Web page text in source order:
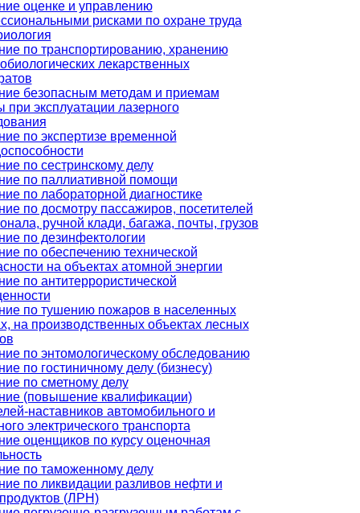
оценке и управлению
рисками по охране труда
по транспортированию, хранению
лекарственных
безопасным методам и приемам
при эксплуатации лазерного
по экспертизе временной
по сестринскому делу
по паллиативной помощи
по лабораторной диагностике
по досмотру пассажиров, посетителей
ручной клади, багажа, почты, грузов
по дезинфектологии
по обеспечению технической
на объектах атомной энергии
по антитеррористической
по тушению пожаров в населенных
на производственных объектах лесных
по энтомологическому обследованию
по гостиничному делу (бизнесу)
по сметному делу
(повышение квалификации)
наставников автомобильного и
электрического транспорта
оценщиков по курсу оценочная
по таможенному делу
по ликвидации разливов нефти и
(ЛРН)